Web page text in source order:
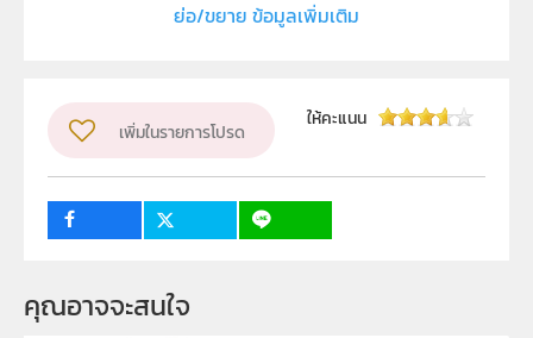
สถาบันส่งเสริมการสอนวิทยาศาสตร์และเทคโนโลยี (สสวท.)
วิชา
กลุ่มเป้าหมาย
บุคคลทั่วไป
ย่อ/ขยาย ข้อมูลเพิ่มเติม
เพิ่มในรายการโปรด
ให้คะแนน
คุณอาจจะสนใจ